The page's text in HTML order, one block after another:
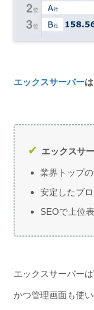
エックスサーバー
エックスサ
業界トップ
安定したブ
SEOで上位
エックスサーバー
かつ管理画面も使い